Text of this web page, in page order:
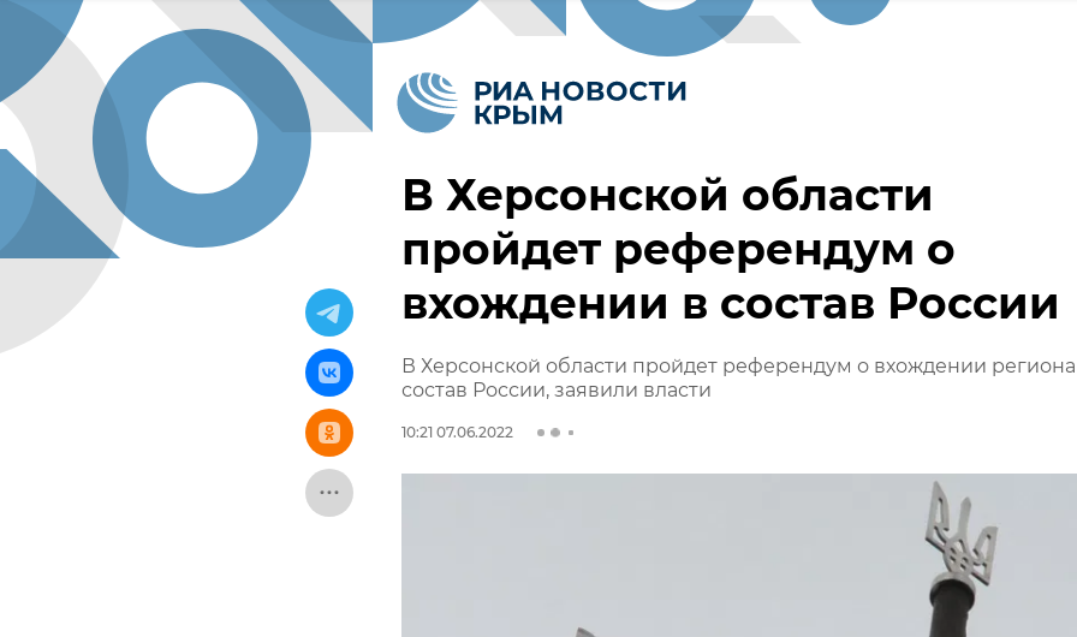
В Херсонской области
пройдет референдум о
вхождении в состав России
В Херсонской области пройдет референдум о вхождении региона
состав России, заявили власти
10:21 07.06.2022